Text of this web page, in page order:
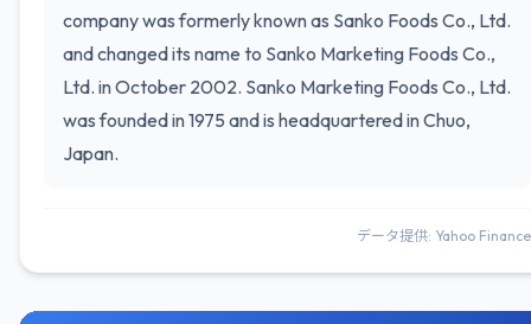
company was formerly known as Sanko Foods Co., Ltd.
and changed its name to Sanko Marketing Foods Co.,
Ltd. in October 2002. Sanko Marketing Foods Co., Ltd.
was founded in 1975 and is headquartered in Chuo,
Japan.
データ提供: Yahoo Finance